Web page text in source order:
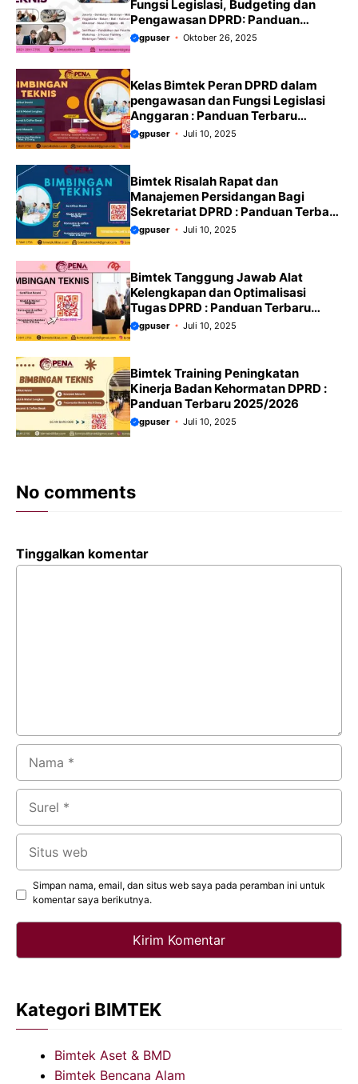
Fungsi Legislasi, Budgeting dan
Pengawasan DPRD: Panduan
Terbaru 2025/2026
gpuser Oktober 26, 2025
Kelas Bimtek Peran DPRD dalam
pengawasan dan Fungsi Legislasi
Anggaran : Panduan Terbaru
2025/2026
gpuser Juli 10, 2025
Bimtek Risalah Rapat dan
Manajemen Persidangan Bagi
Sekretariat DPRD : Panduan Terbaru
2025/2026
gpuser Juli 10, 2025
Bimtek Tanggung Jawab Alat
Kelengkapan dan Optimalisasi
Tugas DPRD : Panduan Terbaru
2025/2026
gpuser Juli 10, 2025
Bimtek Training Peningkatan
Kinerja Badan Kehormatan DPRD :
Panduan Terbaru 2025/2026
gpuser Juli 10, 2025
No comments
Tinggalkan komentar
Simpan nama, email, dan situs web saya pada peramban ini untuk
komentar saya berikutnya.
Kategori BIMTEK
Bimtek Aset & BMD
Bimtek Bencana Alam